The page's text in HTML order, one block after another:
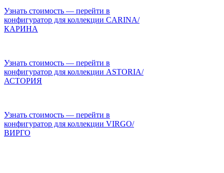
Узнать стоимость — перейти в
конфигуратор для коллекции CARINA/
КАРИНА
Узнать стоимость — перейти в
конфигуратор для коллекции ASTORIA/
АСТОРИЯ
Узнать стоимость — перейти в
конфигуратор для коллекции VIRGO/
ВИРГО